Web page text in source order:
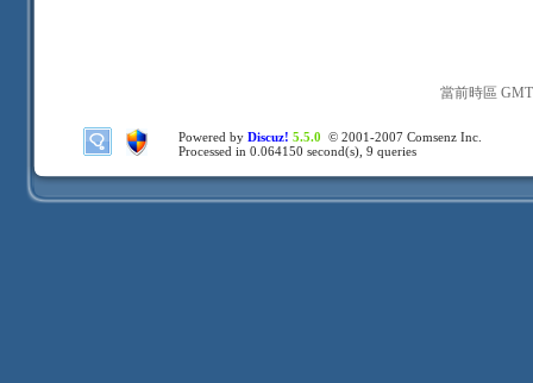
當前時區
Powered by Discuz! 5.5.0 © 2001-2007 Comsenz Inc.
Processed in 0.064150 second(s), 9 queries